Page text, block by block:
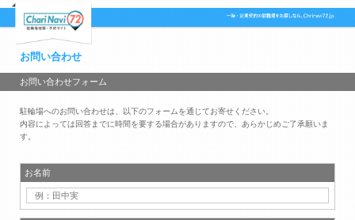
お問い合わせ
お問い合わせフォーム
駐輪場へのお問い合わせは、以下のフォームを通じてお寄せください。
内容によっては回答までに時間を要する場合がありますので、あらかじめご了承願いま
す。
お名前